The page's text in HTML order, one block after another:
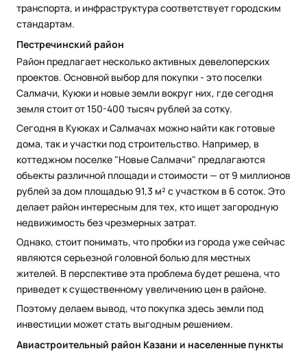
транспорта, и инфраструктура соответствует городским
стандартам.
Пестречинский район
Район предлагает несколько активных девелоперских
проектов. Основной выбор для покупки - это поселки
Салмачи, Куюки и новые земли вокруг них, где сегодня
земля стоит от 150-400 тысяч рублей за сотку.
Сегодня в Куюках и Салмачах можно найти как готовые
дома, так и участки под строительство. Например, в
коттеджном поселке "Новые Салмачи" предлагаются
объекты различной площади и стоимости — от 9 миллионов
рублей за дом площадью 91,3 м² с участком в 6 соток. Это
делает район интересным для тех, кто ищет загородную
недвижимость без чрезмерных затрат.
Однако, стоит понимать, что пробки из города уже сейчас
являются серьезной головной болью для местных
жителей. В перспективе эта проблема будет решена, что
приведет к существенному увеличению цен в районе.
Поэтому делаем вывод, что покупка здесь земли под
инвестиции может стать выгодным решением.
Авиастроительный район Казани и населенные пункты